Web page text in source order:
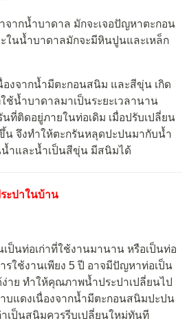
จากน้ำบาดาล มักจะเจอปัญหาตะกอน
ะในน้ำบาดาลมักจะมีหินปูนและเหล็ก
งจากน้ำมีตะกอนสนิม และสีขุ่น เกิด
ช้น้ำบาดาลมาเป็นระยะเวลานาน
ที่ติดอยู่ภายในท่อเดิม เมื่อปรับเปลี่ยน
น จึงทำให้ตะกรันหลุดปะปนมากับน้ำ
น้ำและน้ำเป็นสีขุ่น มีสนิมได้
ะปาในบ้าน
ป็นท่อเก่าที่ใช้งานมานาน หรือเป็นท่อ
รใช้งานเพียง 5 ปี อาจมีปัญหาท่อเป็น
าย ทำให้คุณภาพน้ำประปาเปลี่ยนไป
บแดงเนื่องจากน้ำมีตะกอนสนิมปะปน
เป็นสนิมควรรีบเปลี่ยนใหม่ทันที